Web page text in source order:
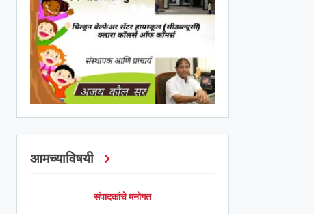
आमच्याविषयी
संपादकांचे मनोगत